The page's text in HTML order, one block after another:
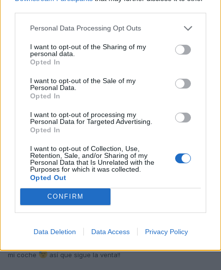
Personal Data Processing Opt Outs
I want to opt-out of the Sharing of my
personal data.
Opted In
I want to opt-out of the Sale of my
Personal Data.
Opted In
I want to opt-out of processing my
Personal Data for Targeted Advertising.
Opted In
I want to opt-out of Collection, Use,
Retention, Sale, and/or Sharing of my
Personal Data that Is Unrelated with the
Purposes for which it was collected.
Opted Out
CONFIRM
Data Deletion Data Access Privacy Policy
Freakish
IMPORTANTE: Es de un sedan
Dejo fotos desmontando, aunque así no diga mucho, para que se
vea el estado. Está un poco sucio de la cinta de doble cara, pero
podéis ver el estado de la pintura.
Javi110
mi coche
así que sigue la venta!!